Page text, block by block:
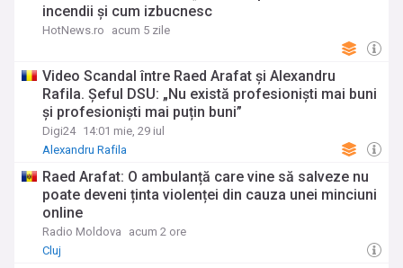
incendii și cum izbucnesc
HotNews.ro acum 5 zile
Video Scandal între Raed Arafat și Alexandru
Rafila. Șeful DSU: „Nu există profesioniști mai buni
și profesioniști mai puțin buni”
Digi24 14:01 mie, 29 iul
Alexandru Rafila
Raed Arafat: O ambulanță care vine să salveze nu
poate deveni ținta violenței din cauza unei minciuni
online
Radio Moldova
acum 2 ore
Cluj